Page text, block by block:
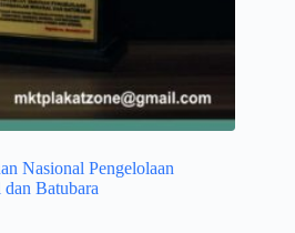
Nasional Pengelolaan
Batubara